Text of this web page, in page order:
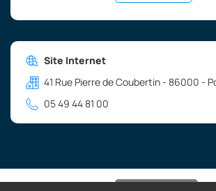
Site Internet
41 Rue Pierre de Coubertin - 86000 -
05 49 44 81 00